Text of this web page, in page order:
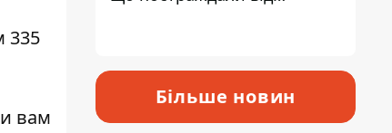
335
вам
Більше новин